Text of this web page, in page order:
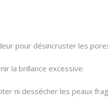
pour désincruster les
la brillance excessive.
ni dessécher les peaux